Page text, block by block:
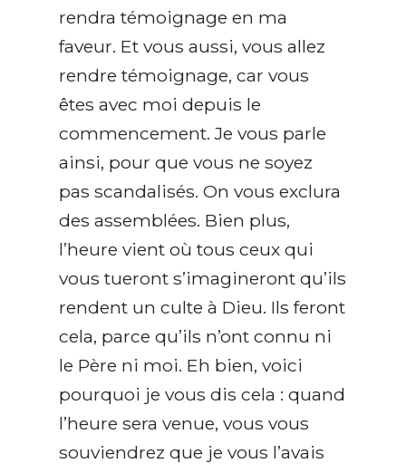
rendra témoignage en ma
faveur. Et vous aussi, vous allez
rendre témoignage, car vous
êtes avec moi depuis le
commencement. Je vous parle
ainsi, pour que vous ne soyez
pas scandalisés. On vous exclura
des assemblées. Bien plus,
l’heure vient où tous ceux qui
vous tueront s’imagineront qu’ils
rendent un culte à Dieu. Ils feront
cela, parce qu’ils n’ont connu ni
le Père ni moi. Eh bien, voici
pourquoi je vous dis cela : quand
l’heure sera venue, vous vous
souviendrez que je vous l’avais